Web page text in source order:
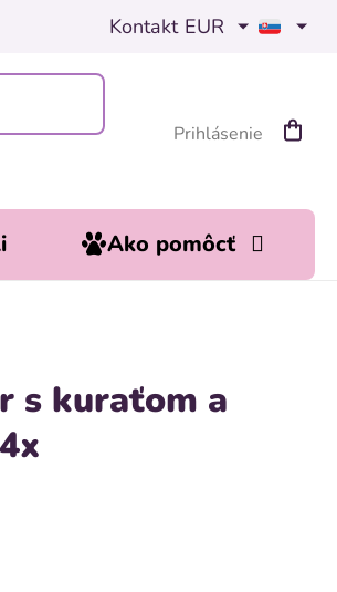
Kontakt EUR
Prihlásenie
Ako pomôcť
s kuraťom a